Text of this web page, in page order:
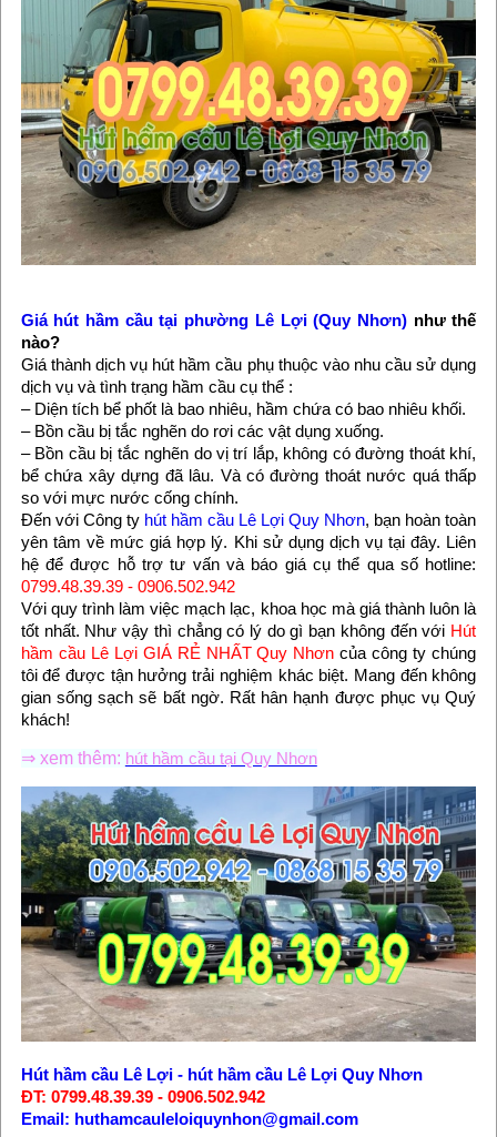
Giá hút hầm cầu tại phường Lê Lợi (Quy Nhơn)như thế
nào?
Giá thành dịch vụ hút hầm cầu phụ thuộc vào nhu cầu sử dụng
dịch vụ và tình trạng hầm cầu cụ thể :
– Diện tích bể phốt là bao nhiêu, hầm chứa có bao nhiêu khối.
– Bồn cầu bị tắc nghẽn do rơi các vật dụng xuống.
– Bồn cầu bị tắc nghẽn do vị trí lắp, không có đường thoát khí,
bể chứa xây dựng đã lâu. Và có đường thoát nước quá thấp
so với mực nước cống chính.
Đến với Công ty hút hầm cầu Lê Lợi Quy Nhơn, bạn hoàn toàn
yên tâm về mức giá hợp lý. Khi sử dụng dịch vụ tại đây. Liên
hệ để được hỗ trợ tư vấn và báo giá cụ thể qua số hotline:
0799.48.39.39 - 0906.502.942
Với quy trình làm việc mạch lạc, khoa học mà giá thành luôn là
tốt nhất. Như vậy thì chẳng có lý do gì bạn không đến với Hút
hầm cầu Lê Lợi GIÁ RẺ NHẤT Quy Nhơn của công ty chúng
tôi để được tận hưởng trải nghiệm khác biệt. Mang đến không
gian sống sạch sẽ bất ngờ. Rất hân hạnh được phục vụ Quý
khách!
⇒ xem thêm: hút hầm cầu tại Quy Nhơn
Hút hầm cầu Lê Lợi- hút hầm cầu Lê Lợi Quy Nhơn
ĐT: 0799.48.39.39 - 0906.502.942
Email: huthamcauleloiquynhon@gmail.com